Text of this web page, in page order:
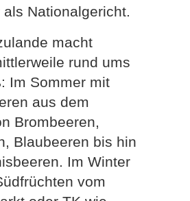
Nationalgericht.
macht
rund ums
Im Sommer mit
aus dem
Brombeeren,
Blaubeeren bis hin
Im Winter
vom